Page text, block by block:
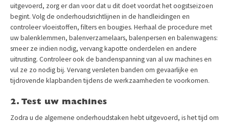
uitgevoerd, zorg er dan voor dat u dit doet voordat het oogstseizoen
begint. Volg de onderhoudsrichtlijnen in de handleidingen en
controleer vloeistoffen, filters en bougies. Herhaal de procedure met
uw balenklemmen, balenverzamelaars, balenpersen en balenwagens:
smeer ze indien nodig, vervang kapotte onderdelen en andere
uitrusting. Controleer ook de bandenspanning van al uw machines en
vul ze zo nodig bij. Vervang versleten banden om gevaarlijke en
tijdrovende klapbanden tijdens de werkzaamheden te voorkomen.
2. Test uw machines
Zodra u de algemene onderhoudstaken hebt uitgevoerd, is het tijd om